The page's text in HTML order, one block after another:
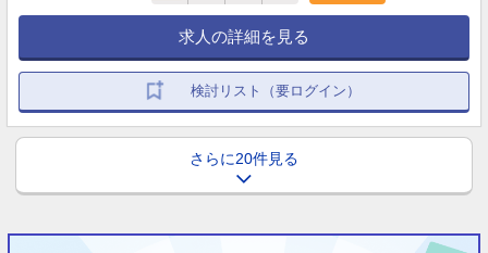
求人の詳細を見る
検討リスト（要ログイン）
さらに20件見る